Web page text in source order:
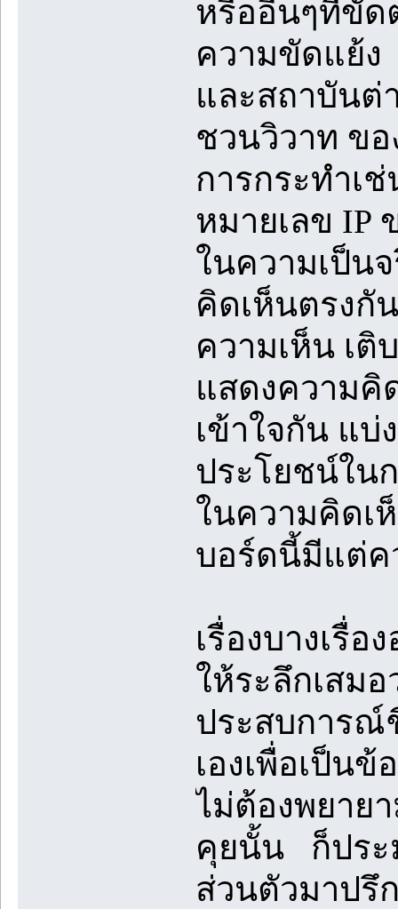
หรืออื่นๆที่ขัด
ความขัดแย้ง
และสถาบันต่
ชวนวิวาท ข
การกระทำเ
หมายเลข IP
ในความเป็น
คิดเห็นตรงกั
ความเห็น เ
แสดงความคิ
เข้าใจกัน แ
ประโยชน์ใน
ในความคิดเ
บอร์ดนี้มีแต่
เรื่องบางเรื่อ
ให้ระลึกเสม
ประสบการณ์
เองเพื่อเป็น
ไม่ต้องพยาย
คุยนั้น ก็ประ
ส่วนตัวมาปรึ